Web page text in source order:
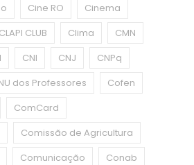
Cine RO
Cinema
CLAPI CLUB Clima
CMN
CNI CNJ
CNPq
dos Professores
Cofen
ComCard
Comissão de Agricultura
Comunicação
Conab